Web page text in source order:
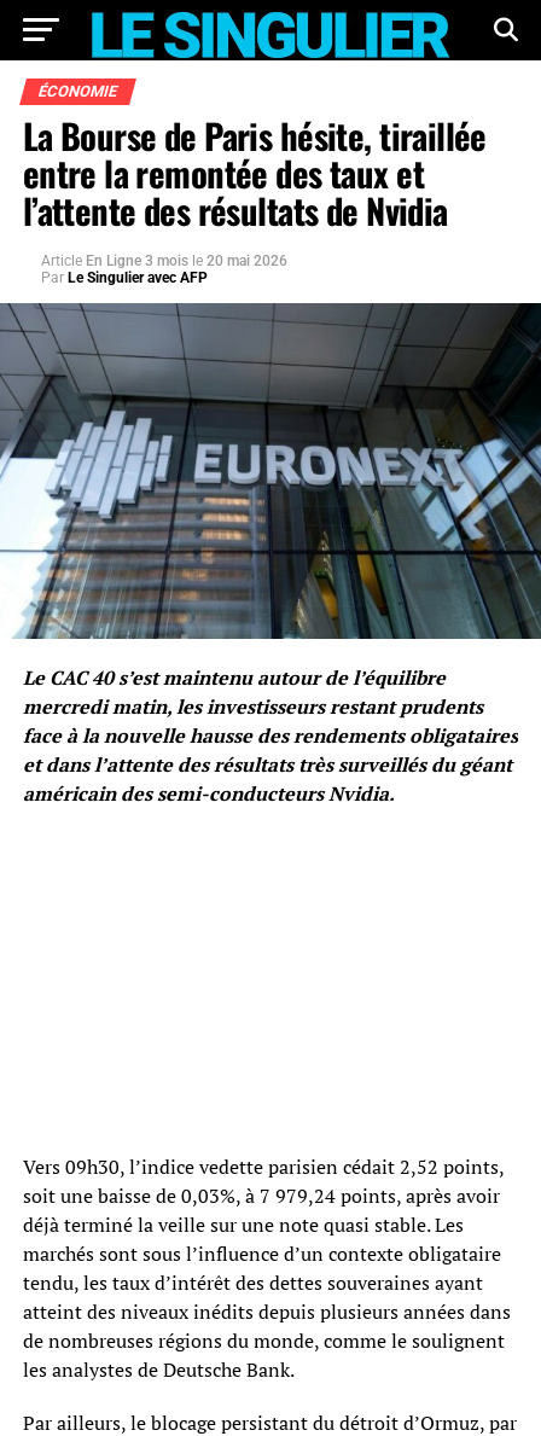
ÉCONOMIE
La Bourse de Paris hésite, tiraillée
entre la remontée des taux et
l’attente des résultats de Nvidia
Article En Ligne 3 mois le 20 mai 2026
Par Le Singulier avec AFP
Le CAC 40 s’est maintenu autour de l’équilibre
mercredi matin, les investisseurs restant prudents
face à la nouvelle hausse des rendements obligataires
et dans l’attente des résultats très surveillés du géant
américain des semi-conducteurs Nvidia.
Vers 09h30, l’indice vedette parisien cédait 2,52 points,
soit une baisse de 0,03%, à 7 979,24 points, après avoir
déjà terminé la veille sur une note quasi stable. Les
marchés sont sous l’influence d’un contexte obligataire
tendu, les taux d’intérêt des dettes souveraines ayant
atteint des niveaux inédits depuis plusieurs années dans
de nombreuses régions du monde, comme le soulignent
les analystes de Deutsche Bank.
Par ailleurs, le blocage persistant du détroit d’Ormuz, par